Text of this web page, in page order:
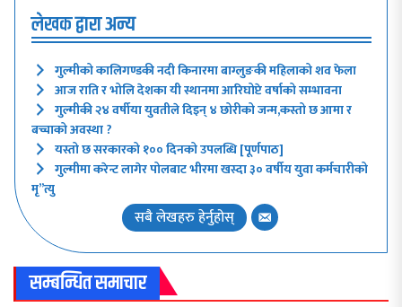
लेखक द्वारा अन्य
गुल्मीको कालिगण्डकी नदी किनारमा बाग्लुङकी महिलाको शव फेला
आज राति र भोलि देशका यी स्थानमा आरिघोप्टे वर्षाको सम्भावना
गुल्मीकी २४ वर्षीया युवतीले दिइन् ४ छोरीको जन्म,कस्तो छ आमा र
बच्चाको अवस्था ?
यस्तो छ सरकारको १०० दिनको उपलब्धि [पूर्णपाठ]
गुल्मीमा करेन्ट लागेर पोलबाट भीरमा खस्दा ३० वर्षीय युवा कर्मचारीको
मृ”त्यु
सबै लेखहरु हेर्नुहोस्
सम्बन्धित समाचार